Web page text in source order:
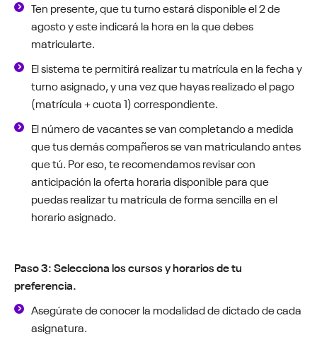
Ten presente, que tu turno estará disponible el 2 de
agosto y este indicará la hora en la que debes
matricularte.
El sistema te permitirá realizar tu matrícula en la fecha y
turno asignado, y una vez que hayas realizado el pago
(matrícula + cuota 1) correspondiente.
El número de vacantes se van completando a medida
que tus demás compañeros se van matriculando antes
que tú. Por eso, te recomendamos revisar con
anticipación la oferta horaria disponible para que
puedas realizar tu matrícula de forma sencilla en el
horario asignado.
Paso 3: Selecciona los cursos y horarios de tu
preferencia.
Asegúrate de conocer la modalidad de dictado de cada
asignatura.